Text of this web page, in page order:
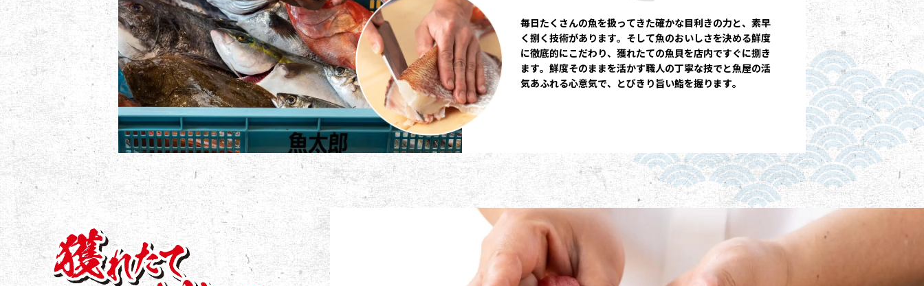
毎日たくさんの魚を扱ってきた確かな目利きの力と、素早
く捌く技術があります。そして魚のおいしさを決める鮮度
に徹底的にこだわり、獲れたての魚貝を店内ですぐに捌き
ます。鮮度そのままを活かす職人の丁寧な技でと魚屋の活
気あふれる心意気で、とびきり旨い鮨を握ります。